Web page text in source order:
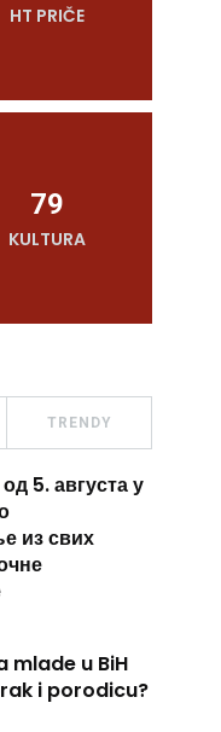
HT PRIČE
79
KULTURA
TRENDY
5. августа у
из свих
mlade u BiH
i porodicu?